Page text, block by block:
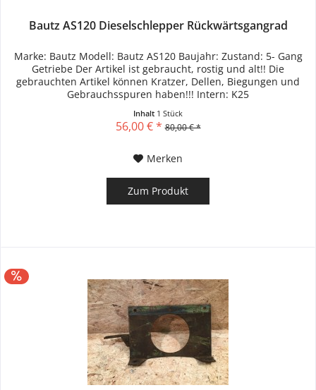
Bautz AS120 Dieselschlepper Rückwärtsgangrad
Marke: Bautz Modell: Bautz AS120 Baujahr: Zustand: 5- Gang
Getriebe Der Artikel ist gebraucht, rostig und alt!! Die
gebrauchten Artikel können Kratzer, Dellen, Biegungen und
Gebrauchsspuren haben!!! Intern: K25
Inhalt 1 Stück
56,00 € * 80,00 € *
Merken
Zum Produkt